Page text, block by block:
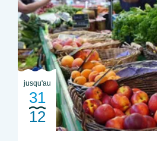
jusqu'au
31
12